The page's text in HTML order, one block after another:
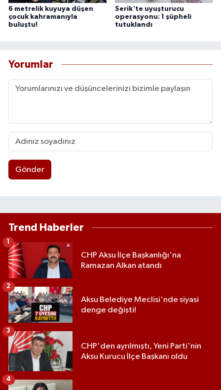
6 metrelik kuyuya düşen
çocuk kahramanıyla
buluştu!
Serik'te uyuşturucu
operasyonu: 1 şüpheli
tutuklandı
Yorumlar
Gönder
Trend Haberler
CHP Aksu İlçe Başkanlığı'na
Ramazan Alkan atandı
Aksu Belediye Meclisi'nde siyasi
denge değişti!
2
CHP'den ayrılmıştı, Yeni Parti'nin
Aksu Kurucu İlçe Başkanı oldu
3
4